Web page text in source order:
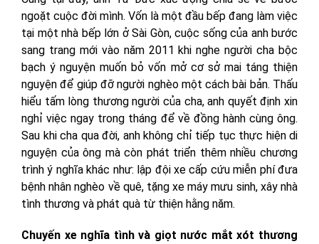
ngoặt cuộc đời mình. Vốn là một đầu bếp đang làm việc
tại một nhà bếp lớn ở Sài Gòn, cuộc sống của anh bước
sang trang mới vào năm 2011 khi nghe người cha bộc
bạch ý nguyện muốn bỏ vốn mở cơ sở mai táng thiện
nguyện để giúp đỡ người nghèo một cách bài bản. Thấu
hiểu tấm lòng thương người của cha, anh quyết định xin
nghỉ việc ngay trong tháng để về đồng hành cùng ông.
Sau khi cha qua đời, anh không chỉ tiếp tục thực hiện di
nguyện của ông mà còn phát triển thêm nhiều chương
trình ý nghĩa khác như: lập đội xe cấp cứu miễn phí đưa
bệnh nhân nghèo về quê, tặng xe máy mưu sinh, xây nhà
tình thương và phát quà từ thiện hằng năm.
Chuyến xe nghĩa tình và giọt nước mắt xót thương